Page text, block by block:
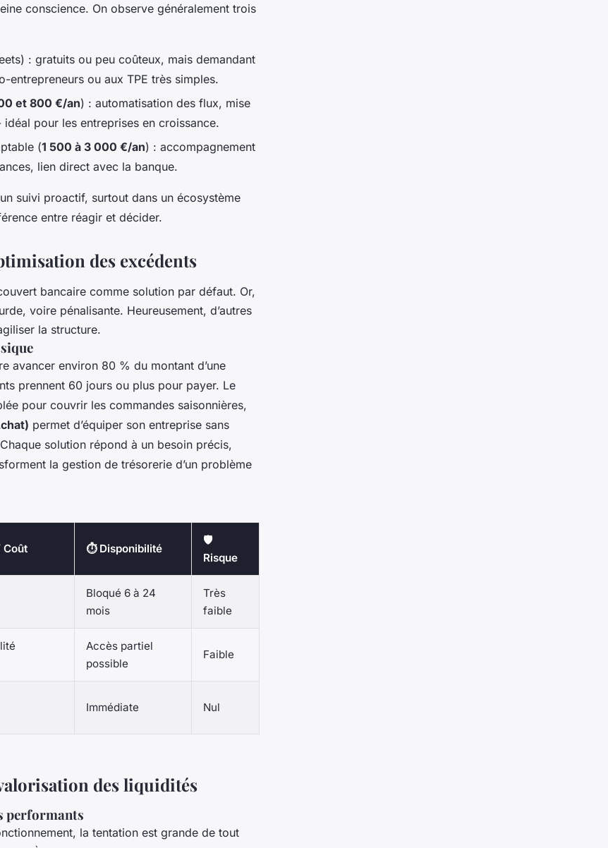
conscience. On observe généralement trois
: gratuits ou peu coûteux, mais demandant
entrepreneurs ou aux TPE très simples.
et 800 €/an) : automatisation des flux, mise
pour les entreprises en croissance.
(1 500 à 3 000 €/an) : accompagnement
lien direct avec la banque.
suivi proactif, surtout dans un écosystème
entre réagir et décider.
des excédents
bancaire comme solution par défaut. Or,
voire pénalisante. Heureusement, d’autres
la structure.
avancer environ 80 % du montant d’une
prennent 60 jours ou plus pour payer. Le
pour couvrir les commandes saisonnières,
permet d’équiper son entreprise sans
solution répond à un besoin précis,
la gestion de trésorerie d’un problème
Coût ⏱️ Disponibilité
🛡️
Risque
Bloqué 6 à 24
mois
Très
faible
Accès partiel
possible
Faible
Immédiate Nul
des liquidités
performants
la tentation est grande de tout